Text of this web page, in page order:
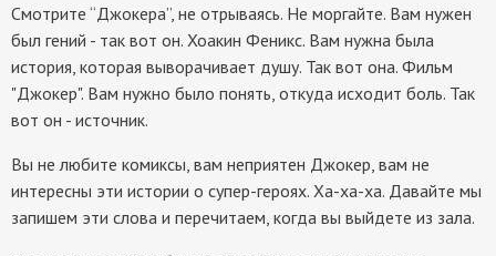
Смотрите “Джокера”, не отрываясь. Не моргайте. Вам нужен
был гений - так вот он. Хоакин Феникс. Вам нужна была
история, которая выворачивает душу. Так вот она. Фильм
"Джокер". Вам нужно было понять, откуда исходит боль. Так
вот он - источник.
Вы не любите комиксы, вам неприятен Джокер, вам не
интересны эти истории о супер-героях. Ха-ха-ха. Давайте мы
запишем эти слова и перечитаем, когда вы выйдете из зала.